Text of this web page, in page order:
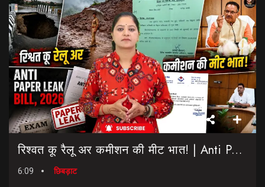
रिश्वत कू रैलू अर कमीशन की मीट भात! | Anti Paper Leak Bill 2026 | Saptahik Chhiprat
6:09 छिबड़ाट